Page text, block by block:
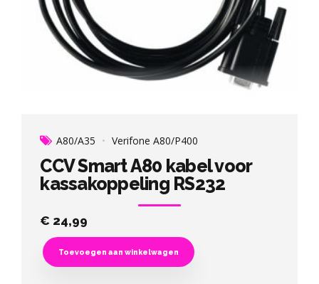
A80/A35 Verifone A80/P400
CCV Smart A80 kabel voor
kassakoppeling RS232
€ 24,99
Toevoegen aan winkelwagen